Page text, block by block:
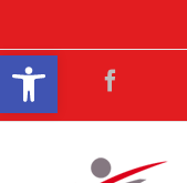
Ouvrir la barre d’outils
contenu
Rejoignez-
nous
Facebook